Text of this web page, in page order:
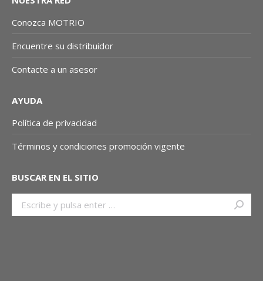
Conozca MOTRIO
Encuentre su distribuidor
Contacte a un asesor
AYUDA
Política de privacidad
Términos y condiciones promoción vigente
BUSCAR EN EL SITIO